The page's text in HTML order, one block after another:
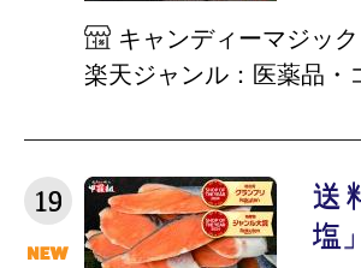
キャンディーマジッ
楽天ジャンル：医薬品・
19
送
塩